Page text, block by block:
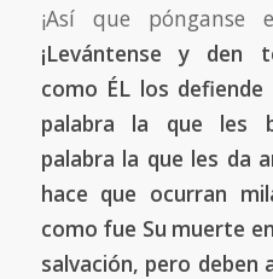
¡Así que pónganse
¡Levántense y den
como ÉL los
palabra la que les
palabra la que les da
hace que ocurran
como fue Su muerte
salvación, pero deben